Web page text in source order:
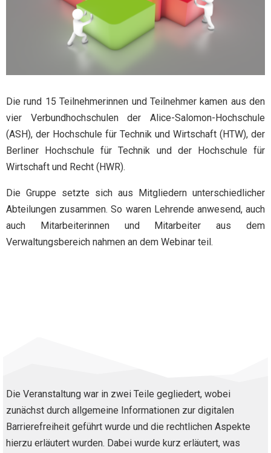
Die rund 15 Teilnehmerinnen und Teilnehmer kamen aus den
vier Verbundhochschulen der Alice-Salomon-Hochschule
(ASH), der Hochschule für Technik und Wirtschaft (HTW), der
Berliner Hochschule für Technik und der Hochschule für
Wirtschaft und Recht (HWR).
Die Gruppe setzte sich aus Mitgliedern unterschiedlicher
Abteilungen zusammen. So waren Lehrende anwesend, auch
auch Mitarbeiterinnen und Mitarbeiter aus dem
Verwaltungsbereich nahmen an dem Webinar teil.
Die Veranstaltung war in zwei Teile gegliedert, wobei
zunächst durch allgemeine Informationen zur digitalen
Barrierefreiheit geführt wurde und die rechtlichen Aspekte
hierzu erläutert wurden. Dabei wurde kurz erläutert, was